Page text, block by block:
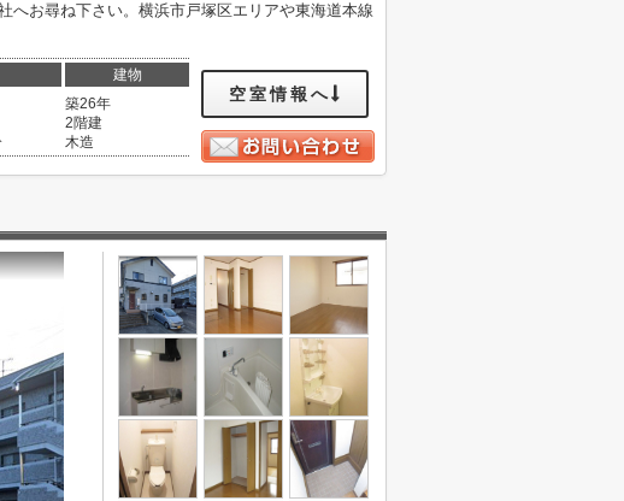
へお尋ね下さい。横浜市戸塚区エリアや東海道本線
建物
築26年
2階建
木造
空室情報へ